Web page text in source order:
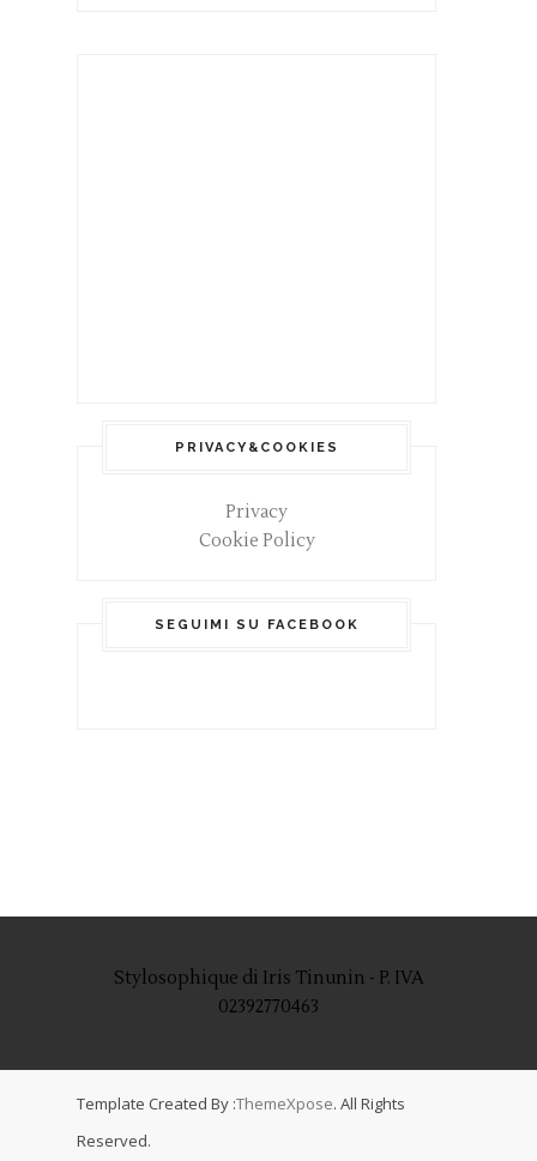
PRIVACY&COOKIES
Privacy
Cookie Policy
SEGUIMI SU FACEBOOK
Stylosophique di Iris Tinunin - P. IVA
02392770463
Template Created By :ThemeXpose. All Rights
Reserved.